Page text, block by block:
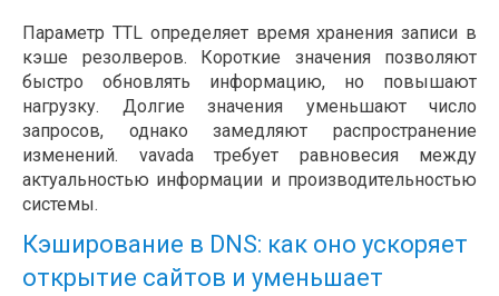
Параметр TTL определяет время хранения записи в
кэше резолверов. Короткие значения позволяют
быстро обновлять информацию, но повышают
нагрузку. Долгие значения уменьшают число
запросов, однако замедляют распространение
изменений. vavada требует равновесия между
актуальностью информации и производительностью
системы.
Кэширование в DNS: как оно ускоряет
открытие сайтов и уменьшает